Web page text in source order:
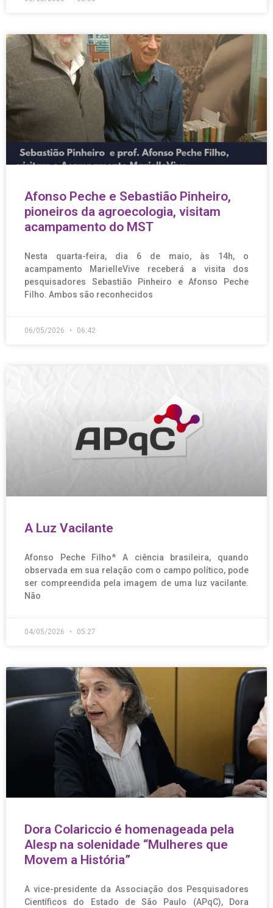
Afonso Peche e Sebastião Pinheiro,
pioneiros da agroecologia, visitam
acampamento do MST
Nesta quarta-feira, dia 6 de maio, às 14h, o
acampamento MarielleVive receberá a visita dos
pesquisadores Sebastião Pinheiro e Afonso Peche
Filho. Ambos são reconhecidos
06/05/2026 06:42
A Luz Vacilante
Afonso Peche Filho* A ciência brasileira, quando
observada em sua relação com o campo político, pode
ser compreendida pela imagem de uma luz vacilante.
Não
04/05/2026 05:27
Dora Colariccio é homenageada pela
Alesp na solenidade “Mulheres que
Movem a História”
A vice-presidente da Associação dos Pesquisadores
Científicos do Estado de São Paulo (APqC), Dora